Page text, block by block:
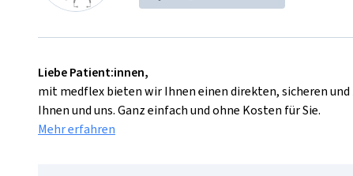
Liebe Patient:innen,
mit medflex bieten wir Ihnen einen direkten, sicheren
Ihnen und uns. Ganz einfach und ohne Kosten für Sie.
Mehr erfahren